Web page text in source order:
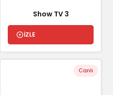
Show TV 3
İZLE
Canlı